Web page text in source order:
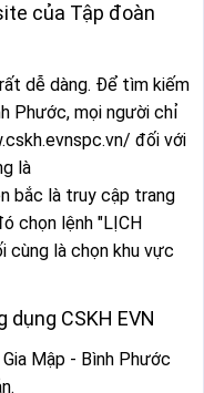
của Tập đoàn
dễ dàng. Để tìm kiếm
Phước, mọi người chỉ
đối với
là
bắc là truy cập trang
chọn lệnh "LỊCH
cùng là chọn khu vực
CSKH EVN
Mập - Bình Phước